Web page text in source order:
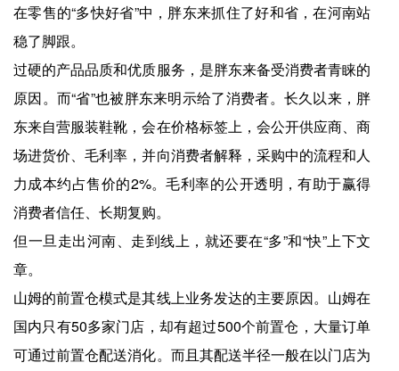
在零售的“多快好省”中，胖东来抓住了好和省，在河南站
稳了脚跟。
过硬的产品品质和优质服务，是胖东来备受消费者青睐的
原因。而“省”也被胖东来明示给了消费者。长久以来，胖
东来自营服装鞋靴，会在价格标签上，会公开供应商、商
场进货价、毛利率，并向消费者解释，采购中的流程和人
力成本约占售价的2%。毛利率的公开透明，有助于赢得
消费者信任、长期复购。
但一旦走出河南、走到线上，就还要在“多”和“快”上下文
章。
山姆的前置仓模式是其线上业务发达的主要原因。山姆在
国内只有50多家门店，却有超过500个前置仓，大量订单
可通过前置仓配送消化。而且其配送半径一般在以门店为